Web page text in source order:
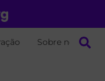
Sobre nós